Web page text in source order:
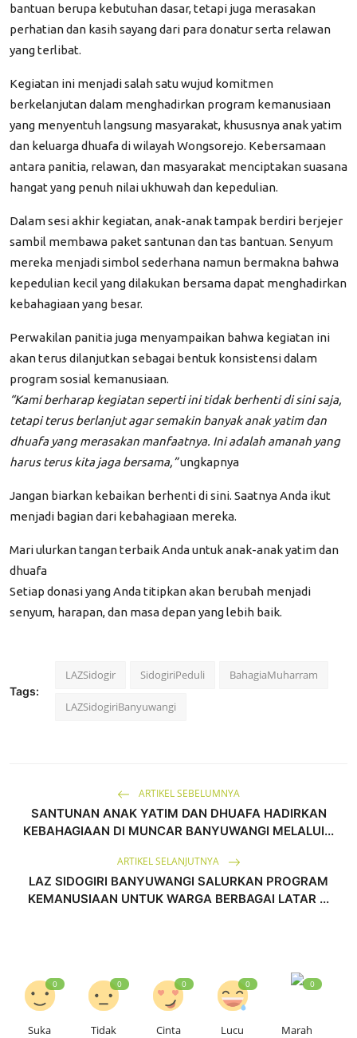
bantuan berupa kebutuhan dasar, tetapi juga merasakan
perhatian dan kasih sayang dari para donatur serta relawan
yang terlibat.
Kegiatan ini menjadi salah satu wujud komitmen
berkelanjutan dalam menghadirkan program kemanusiaan
yang menyentuh langsung masyarakat, khususnya anak yatim
dan keluarga dhuafa di wilayah Wongsorejo. Kebersamaan
antara panitia, relawan, dan masyarakat menciptakan suasana
hangat yang penuh nilai ukhuwah dan kepedulian.
Dalam sesi akhir kegiatan, anak-anak tampak berdiri berjejer
sambil membawa paket santunan dan tas bantuan. Senyum
mereka menjadi simbol sederhana namun bermakna bahwa
kepedulian kecil yang dilakukan bersama dapat menghadirkan
kebahagiaan yang besar.
Perwakilan panitia juga menyampaikan bahwa kegiatan ini
akan terus dilanjutkan sebagai bentuk konsistensi dalam
program sosial kemanusiaan.
“Kami berharap kegiatan seperti ini tidak berhenti di sini saja,
tetapi terus berlanjut agar semakin banyak anak yatim dan
dhuafa yang merasakan manfaatnya. Ini adalah amanah yang
harus terus kita jaga bersama,”ungkapnya
Jangan biarkan kebaikan berhenti di sini. Saatnya Anda ikut
menjadi bagian dari kebahagiaan mereka.
Mari ulurkan tangan terbaik Anda untuk anak-anak yatim dan
dhuafa
Setiap donasi yang Anda titipkan akan berubah menjadi
senyum, harapan, dan masa depan yang lebih baik.
Tags:
LAZSidogir SidogiriPeduli BahagiaMuharram
LAZSidogiriBanyuwangi
ARTIKEL SEBELUMNYA
SANTUNAN ANAK YATIM DAN DHUAFA HADIRKAN
KEBAHAGIAAN DI MUNCAR BANYUWANGI MELALUI...
ARTIKEL SELANJUTNYA
LAZ SIDOGIRI BANYUWANGI SALURKAN PROGRAM
KEMANUSIAAN UNTUK WARGA BERBAGAI LATAR ...
0
Suka
0
Tidak
0
Cinta
0
Lucu
0
Marah